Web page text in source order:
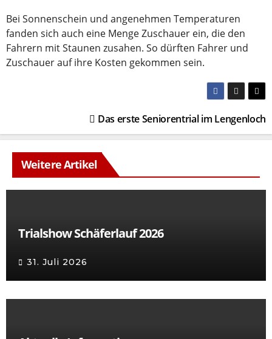
Bei Sonnenschein und angenehmen Temperaturen
fanden sich auch eine Menge Zuschauer ein, die den
Fahrern mit Staunen zusahen. So dürften Fahrer und
Zuschauer auf ihre Kosten gekommen sein.
BeitragsnavigationDas erste Seniorentrial im Lengenloch
Weitere Artikel
Trialshow Schäferlauf 2026
31. Juli 2026